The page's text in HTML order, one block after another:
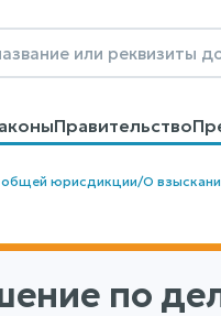
Правительство
договоров
юрисдикции/О
по